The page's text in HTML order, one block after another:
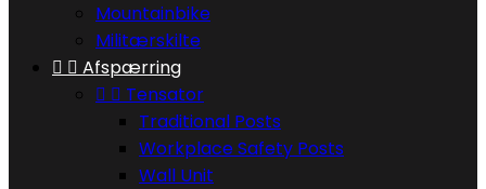
Mountainbike
Militærskilte
  Afspærring
  Tensator
Traditional Posts
Workplace Safety Posts
Wall Unit